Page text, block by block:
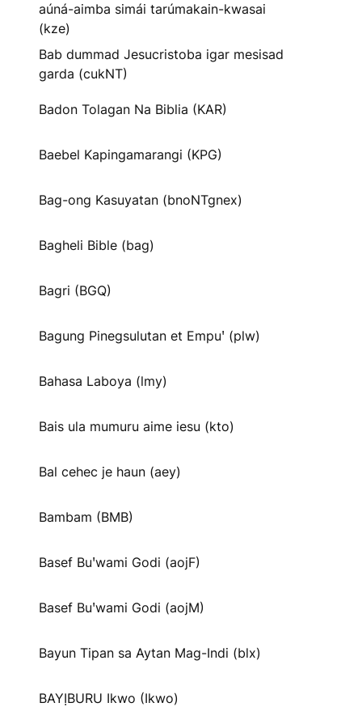
aúná-aimba simái tarúmakain-kwasai
(kze)
Bab dummad Jesucristoba igar mesisad
garda (cukNT)
Badon Tolagan Na Biblia (KAR)
Baebel Kapingamarangi (KPG)
Bag-ong Kasuyatan (bnoNTgnex)
Bagheli Bible (bag)
Bagri (BGQ)
Bagung Pinegsulutan et Empuꞌ (plw)
Bahasa Laboya (lmy)
Bais ula mumuru aime iesu (kto)
Bal cehec je haun (aey)
Bambam (BMB)
Basef Buꞌwami Godi (aojF)
Basef Buꞌwami Godi (aojM)
Bayun Tipan sa Aytan Mag-Indi (blx)
BAYỊBURU Ikwo (Ikwo)